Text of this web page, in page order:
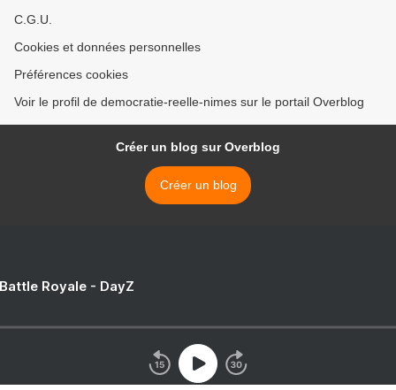
C.G.U.
Cookies et données personnelles
Préférences cookies
Voir le profil de democratie-reelle-nimes sur le portail Overblog
Créer un blog sur Overblog
Créer un blog
Royale - DayZ